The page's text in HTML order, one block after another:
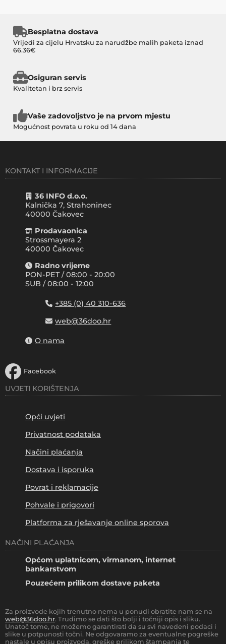
Besplatna dostava
Vrijedi za cijelu Hrvatsku za narudžbe malih paketa iznad
66.36€
Osiguran servis
Kvalitetan i brz servis
Vaše zadovoljstvo je na prvom mjestu
Mogućnost povrata u roku od 14 dana
KONTAKT I INFORMACIJE
36 INFO d.o.o.
Kalnička 7, Strahoninec
40000 Čakovec
Prodavaonica
Strossmayera 2
40000 Čakovec
Radno vrijeme
PON-PET / 08:00 - 20:00
SUB / 08:00 - 12:00
+385 (0) 40 310-636
web@36doo.hr
O nama
Facebook
UVJETI KORIŠTENJA
Opći uvjeti
Privatnost podataka
Načini plaćanja
Dostava i isporuka
Povrat i reklamacije
Pohvale i prigovori
Platforma za rješavanje online sporova
NAČINI PLAĆANJA
Općom uplatnicom, virmanom, internet
bankarstvom
Pouzećem prilikom dostave paketa
Za proizvode kojih trenutno nema u ponudi obratite nam se na
web@36doo.hr. Trudimo se dati što bolji i točniji opis i sliku.
Unatoč tome, ne možemo garantirati da su svi navedeni podaci i
slike u potpunosti točni. Ne odgovaramo za eventualne pogreške
nastale u opisu proizvoda, greške prilikom štampanja te